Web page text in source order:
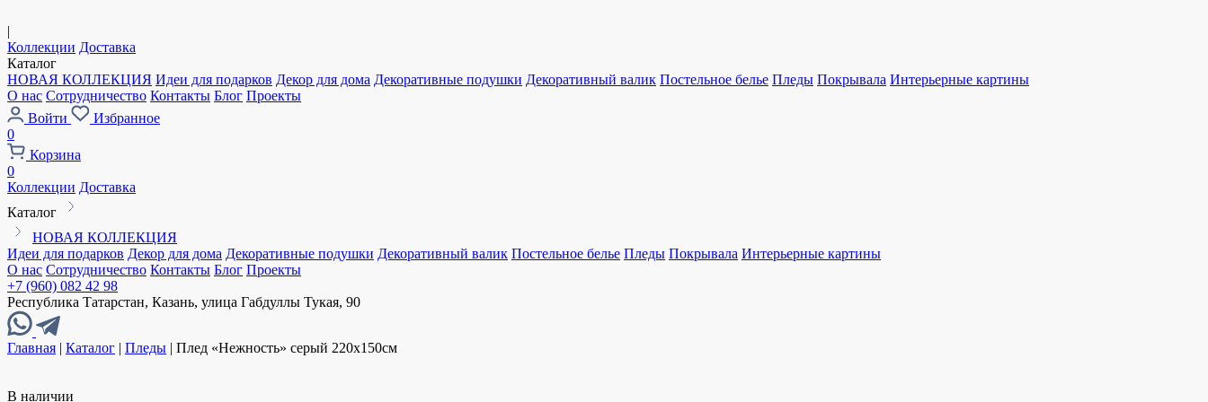
|
Коллекции Доставка
Каталог
НОВАЯ КОЛЛЕКЦИЯ Идеи для подарков Декор для дома Декоративные подушки Декоративный валик Постельное белье Пледы Покрывала Интерьерные картины
О нас Сотрудничество Контакты Блог Проекты
Войти
Избранное
0
Корзина
0
Коллекции Доставка
Каталог
НОВАЯ КОЛЛЕКЦИЯ
Идеи для подарков Декор для дома Декоративные подушки Декоративный валик Постельное белье Пледы Покрывала Интерьерные картины
О нас Сотрудничество Контакты Блог Проекты
+7 (960) 082 42 98
Республика Татарстан, Казань, улица Габдуллы Тукая, 90
Главная | Каталог | Пледы | Плед «Нежность» серый 220х150см
В наличии